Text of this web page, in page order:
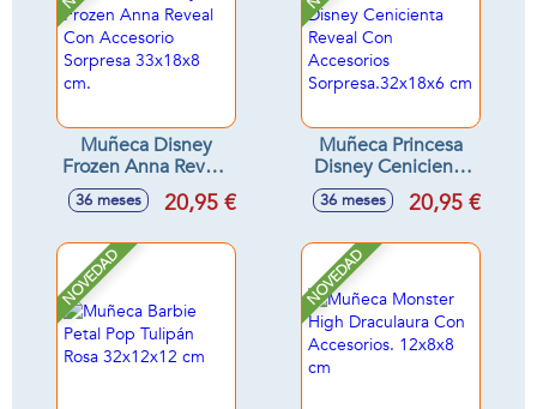
Muñeca Disney
Frozen Anna Reveal
Con Accesorio
Sorpresa 33x18x8
36 meses 20,95 €
Muñeca Princesa
Disney Cenicienta
Reveal Con
Accesorios
cm
36 meses 20,95 €
NOVEDAD NOVEDAD